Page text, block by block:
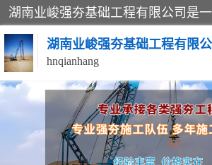
湖南业峻强夯基础工程有限
hnqianhang
强夯施工案例 强夯机
强夯施工工程 强夯施